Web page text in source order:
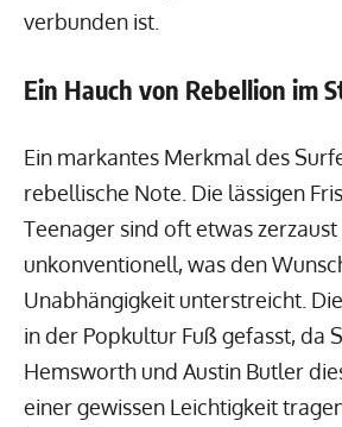
verbunden ist.
Ein Hauch von Rebellion im
Ein markantes Merkmal des
rebellische Note. Die lässigen
Teenager sind oft etwas zerzaust
unkonventionell, was den
Unabhängigkeit unterstreicht.
in der Popkultur Fuß gefasst, da
Hemsworth und Austin Butler
einer gewissen Leichtigkeit